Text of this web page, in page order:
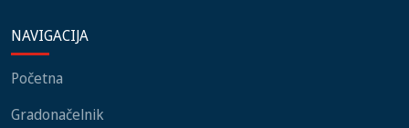
zajednica i građani
NAVIGACIJA
Početna
Gradonačelnik